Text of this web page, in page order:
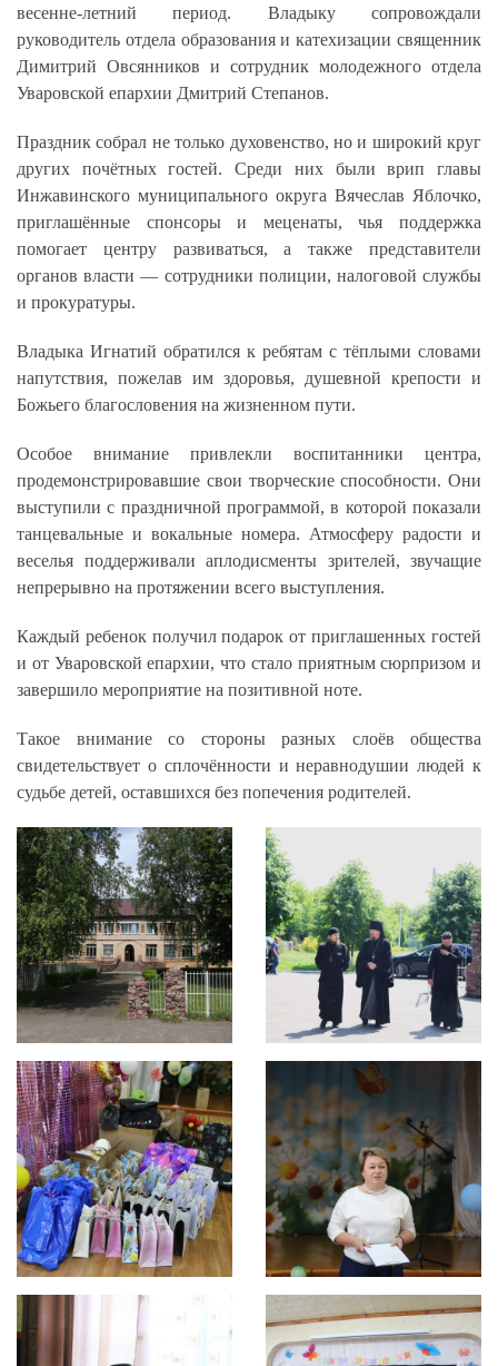
весенне-летний период. Владыку сопровождали
руководитель отдела образования и катехизации священник
Димитрий Овсянников и сотрудник молодежного отдела
Уваровской епархии Дмитрий Степанов.
Праздник собрал не только духовенство, но и широкий круг
других почётных гостей. Среди них были врип главы
Инжавинского муниципального округа Вячеслав Яблочко,
приглашённые спонсоры и меценаты, чья поддержка
помогает центру развиваться, а также представители
органов власти — сотрудники полиции, налоговой службы
и прокуратуры.
Владыка Игнатий обратился к ребятам с тёплыми словами
напутствия, пожелав им здоровья, душевной крепости и
Божьего благословения на жизненном пути.
Особое внимание привлекли воспитанники центра,
продемонстрировавшие свои творческие способности. Они
выступили с праздничной программой, в которой показали
танцевальные и вокальные номера. Атмосферу радости и
веселья поддерживали аплодисменты зрителей, звучащие
непрерывно на протяжении всего выступления.
Каждый ребенок получил подарок от приглашенных гостей
и от Уваровской епархии, что стало приятным сюрпризом и
завершило мероприятие на позитивной ноте.
Такое внимание со стороны разных слоёв общества
свидетельствует о сплочённости и неравнодушии людей к
судьбе детей, оставшихся без попечения родителей.